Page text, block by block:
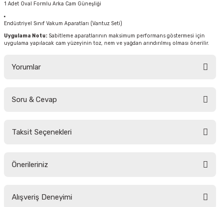
1 Adet Oval Formlu Arka Cam Güneşliği
Endüstriyel Sınıf Vakum Aparatları (Vantuz Seti)
Uygulama Notu: Sabitleme aparatlarının maksimum performans göstermesi için
uygulama yapılacak cam yüzeyinin toz, nem ve yağdan arındırılmış olması önerilir.
Yorumlar
Soru & Cevap
Taksit Seçenekleri
Önerileriniz
yetersiz gördüğünüz noktaları öneri formunu kullanarak tarafımıza
Alışveriş Deneyimi